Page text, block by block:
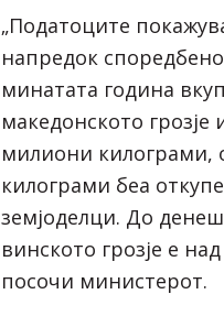
„Податоците
напредок
минатата година
македонското грозје
милиони килограми,
килограми беа
земјоделци. До
винското грозје е
посочи министерот.